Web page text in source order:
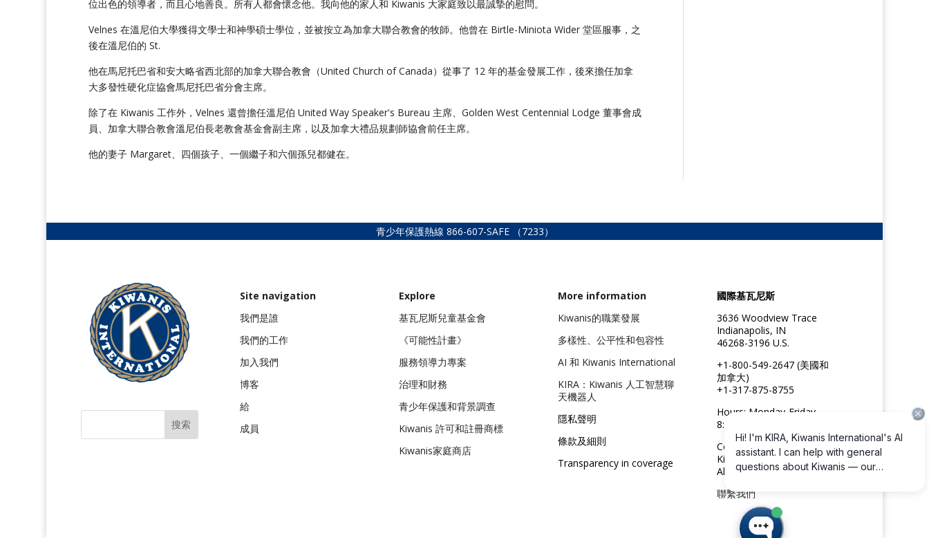
位出色的領導者，而且心地善良。所有人都會懷念他。我向他的家人和 Kiwanis 大家庭致以最誠摯的慰問。
Velnes 在溫尼伯大學獲得文學士和神學碩士學位，並被按立為加拿大聯合教會的牧師。他曾在 Birtle-Miniota Wider 堂區服事，之
後在溫尼伯的 St.
他在馬尼托巴省和安大略省西北部的加拿大聯合教會（United Church of Canada）從事了 12 年的基金發展工作，後來擔任加拿
大多發性硬化症協會馬尼托巴省分會主席。
除了在 Kiwanis 工作外，Velnes 還曾擔任溫尼伯 United Way Speaker's Bureau 主席、Golden West Centennial Lodge 董事會成
員、加拿大聯合教會溫尼伯長老教會基金會副主席，以及加拿大禮品規劃師協會前任主席。
他的妻子 Margaret、四個孩子、一個繼子和六個孫兒都健在。
青少年保護熱線 866-607-SAFE （7233）
Site navigation
我們是誰
我們的工作
加入我們
博客
給
成員
Explore
基瓦尼斯兒童基金會
《可能性計畫》
服務領導力專案
治理和財務
青少年保護和背景調查
Kiwanis 許可和註冊商標
Kiwanis家庭商店
More information
Kiwanis的職業發展
多樣性、公平性和包容性
AI 和 Kiwanis International
KIRA：Kiwanis 人工智慧聊
天機器人
隱私聲明
條款及細則
Transparency in coverage
國際基瓦尼斯
3636 Woodview Trace
Indianapolis, IN
46268-3196 U.S.
+1-800-549-2647 (美國和
加拿大)
+1-317-875-8755
Hours: Monday-Friday
8:30am to 4:45pm ET
Copyright ©2026
Kiwanis International
All rights reserved
聯繫我們